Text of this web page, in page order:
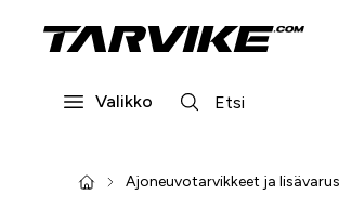
Valikko
Ajoneuvotarvikkeet ja